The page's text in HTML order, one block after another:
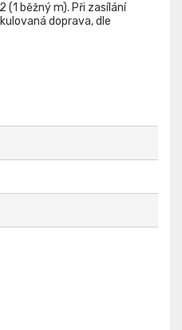
(1 běžný m). Při zasílání
doprava, dle